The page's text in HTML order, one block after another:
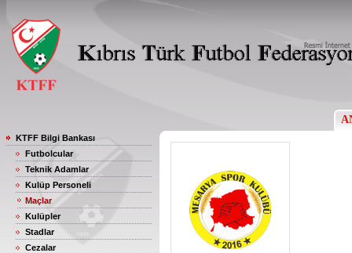
KTFF Bilgi Bankası
Futbolcular
Teknik Adamlar
Kulüp Personeli
Maçlar
Kulüpler
Stadlar
Cezalar